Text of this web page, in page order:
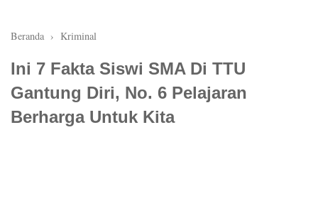
Beranda › Kriminal
Ini 7 Fakta Siswi SMA Di TTU
Gantung Diri, No. 6 Pelajaran
Berharga Untuk Kita